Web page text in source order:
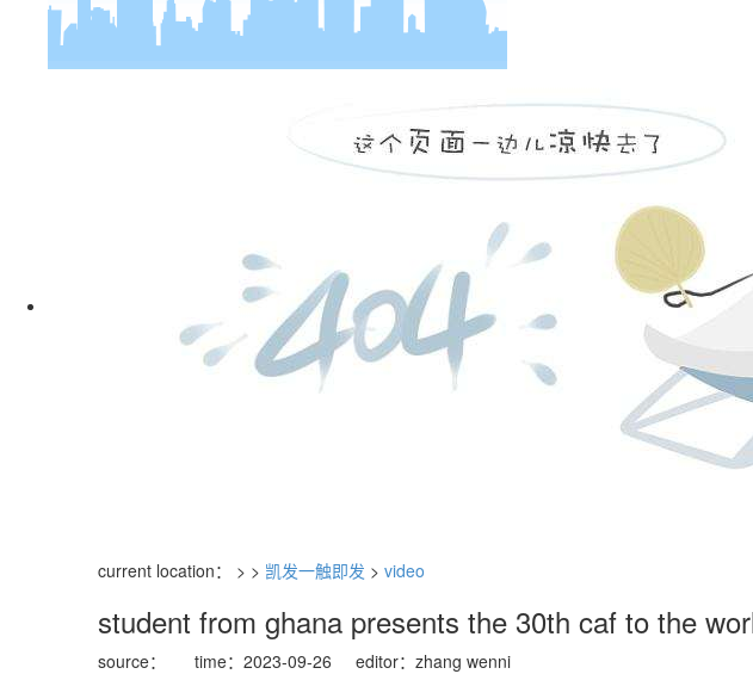
current location： > > 凯发一触即发 >video
student from ghana presents the 30th caf to the
source：time：2023-09-26 editor：zhang wenni